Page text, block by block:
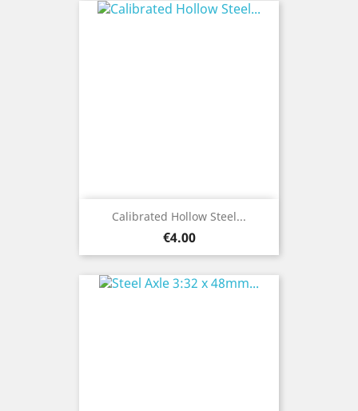
Calibrated Hollow Steel...
Price
€4.00